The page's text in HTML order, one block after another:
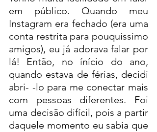
em público. Quando meu
Instagram era fechado (era uma
conta restrita para pouquíssimo
amigos), eu já adorava falar por
lá! Então, no ínício do ano,
quando estava de férias, decidi
abri- -lo para me conectar mais
com pessoas diferentes. Foi
uma decisão difícil, pois a partir
daquele momento eu sabia que